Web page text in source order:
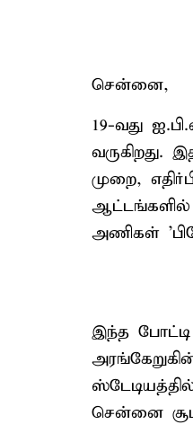
சென்னை,
19-வது
முறை,
ஆட்டங்களில்
அணிகள்
இந்த
சென்னை